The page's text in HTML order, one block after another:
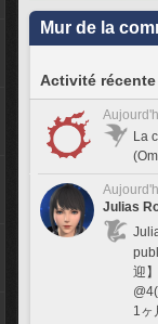
Mur de la
Activité récente
La
Julias
迎
1ヶ